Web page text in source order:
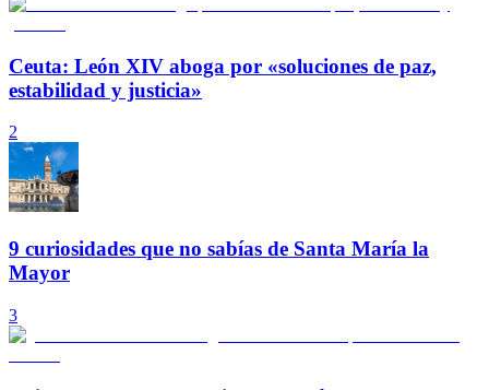
Ceuta: León XIV aboga por «soluciones de paz,
estabilidad y justicia»
2
9 curiosidades que no sabías de Santa María la
Mayor
3